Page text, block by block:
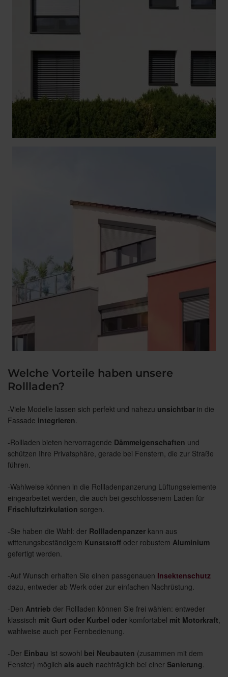
Welche Vorteile haben unsere
Rollladen?
-Viele Modelle lassen sich perfekt und nahezu unsichtbar in die
Fassade integrieren.
-Rollladen bieten hervorragende Dämmeigenschaften und
schützen Ihre Privatsphäre, gerade bei Fenstern, die zur Straße
führen.
-Wahlweise können in die Rollladenpanzerung Lüftungselemente
eingearbeitet werden, die auch bei geschlossenem Laden für
Frischluftzirkulation sorgen.
-Sie haben die Wahl: der Rollladenpanzer kann aus
witterungsbeständigem Kunststoff oder robustem Aluminium
gefertigt werden.
-Auf Wunsch erhalten Sie einen passgenauen Insektenschutz
dazu, entweder ab Werk oder zur einfachen Nachrüstung.
-Den Antrieb der Rollladen können Sie frei wählen: entweder
klassisch mit Gurt oder Kurbel oder komfortabel mit Motorkraft,
wahlweise auch per Fernbedienung.
-Der Einbau ist sowohl bei Neubauten (zusammen mit dem
Fenster) möglich als auch nachträglich bei einer Sanierung.